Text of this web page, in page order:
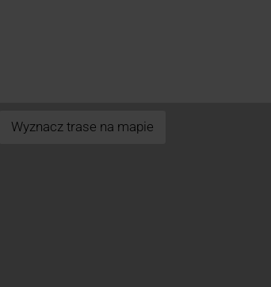
Wyznacz trase na mapie